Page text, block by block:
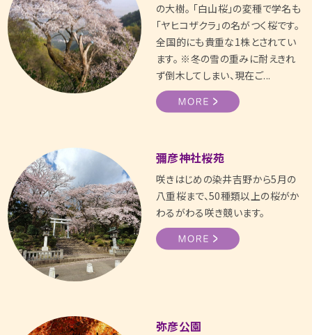
の大樹。 「白山桜」の変種で学名も
「ヤヒコザクラ」の名がつく桜です。
全国的にも貴重な1株とされてい
ます。 ※冬の雪の重みに耐えきれ
ず倒木してしまい、現在ご...
彌彦神社桜苑
咲きはじめの染井吉野から5月の
八重桜まで、50種類以上の桜がか
わるがわる咲き競います。
弥彦公園